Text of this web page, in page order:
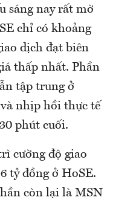
sáng nay rất mờ
chỉ có khoảng
dịch đạt biên
thấp nhất. Phần
tập trung ở
nhịp hồi thực tế
phút cuối.
cường độ giao
tỷ đồng ở HoSE.
còn lại là MSN